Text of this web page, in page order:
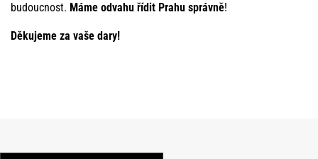
budoucnost. Máme odvahu řídit Prahu správně!
Děkujeme za vaše dary!